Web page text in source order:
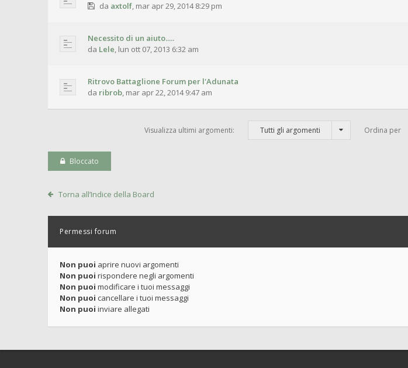
da axtolf, mar apr 29, 2014 8:29 pm
Necessito di un aiuto.....
da Lele, lun ott 07, 2013 6:32 am
Ritrovo Battaglione Forum per l'Adunata
da ribrob, mar apr 22, 2014 9:47 am
Visualizza ultimi argomenti: Tutti gli argomenti Ordina per
Bloccato
Torna all’Indice della Board
Permessi forum
Non puoi aprire nuovi argomenti
Non puoi rispondere negli argomenti
Non puoi modificare i tuoi messaggi
Non puoi cancellare i tuoi messaggi
Non puoi inviare allegati